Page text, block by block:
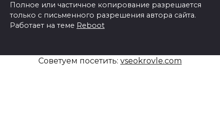
Полное или частичное копирование разрешается
только с письменного разрешения автора сайта.
Работает на теме Reboot
Советуем посетить: vseokrovle.com